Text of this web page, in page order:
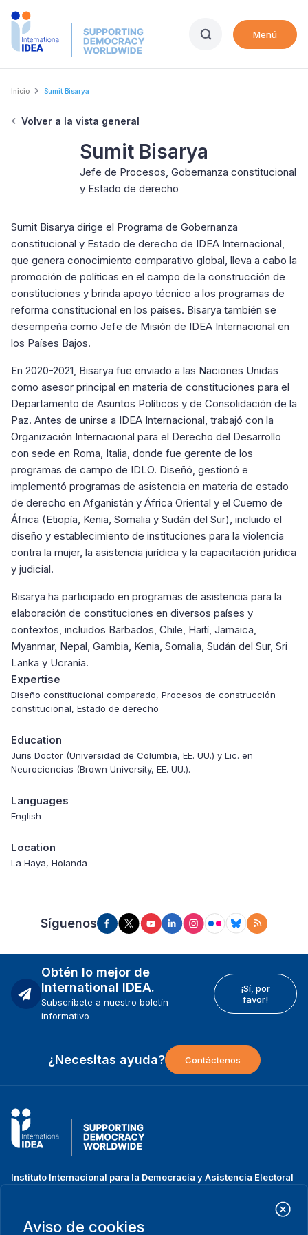
Skip
Menú
Breadcrumb
Inicio Sumit Bisarya
Volver a la vista general
Sumit Bisarya
Jefe de Procesos, Gobernanza constitucional
y Estado de derecho
Sumit Bisarya dirige el Programa de Gobernanza
constitucional y Estado de derecho de IDEA Internacional,
que genera conocimiento comparativo global, lleva a cabo la
promoción de políticas en el campo de la construcción de
constituciones y brinda apoyo técnico a los programas de
reforma constitucional en los países. Bisarya también se
desempeña como Jefe de Misión de IDEA Internacional en
los Países Bajos.
En 2020-2021, Bisarya fue enviado a las Naciones Unidas
como asesor principal en materia de constituciones para el
Departamento de Asuntos Políticos y de Consolidación de la
Paz. Antes de unirse a IDEA Internacional, trabajó con la
Organización Internacional para el Derecho del Desarrollo
con sede en Roma, Italia, donde fue gerente de los
programas de campo de IDLO. Diseñó, gestionó e
implementó programas de asistencia en materia de estado
de derecho en Afganistán y África Oriental y el Cuerno de
África (Etiopía, Kenia, Somalia y Sudán del Sur), incluido el
diseño y establecimiento de instituciones para la violencia
contra la mujer, la asistencia jurídica y la capacitación jurídica
y judicial.
Bisarya ha participado en programas de asistencia para la
elaboración de constituciones en diversos países y
contextos, incluidos Barbados, Chile, Haití, Jamaica,
Myanmar, Nepal, Gambia, Kenia, Somalia, Sudán del Sur, Sri
Lanka y Ucrania.
Expertise
Diseño constitucional comparado, Procesos de construcción
constitucional, Estado de derecho
Education
Juris Doctor (Universidad de Columbia, EE. UU.) y Lic. en
Neurociencias (Brown University, EE. UU.).
Languages
English
Location
La Haya, Holanda
Síguenos
Obtén lo mejor de
International IDEA.
Subscríbete a nuestro boletín
informativo
¡Sí, por
favor!
¿Necesitas ayuda? Contáctenos
Instituto Internacional para la Democracia y Asistencia Electoral
Strömsborgsbron 1
SE-103 34 Estocolmo
Aviso de cookies